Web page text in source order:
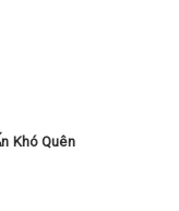
Khó Quên